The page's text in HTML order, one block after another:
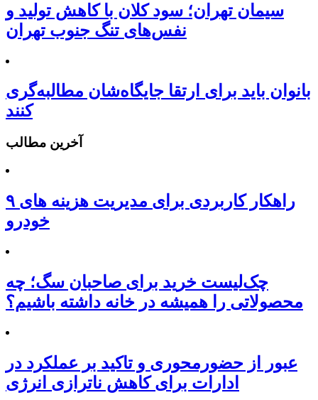
سیمان تهران؛ سود کلان با کاهش تولید و
نفس‌های تنگ جنوب تهران
بانوان باید برای ارتقا جایگاه‌شان مطالبه‌گری
کنند
آخرین مطالب
۹ راهکار کاربردی برای مدیریت هزینه های
خودرو
چک‌لیست خرید برای صاحبان سگ؛ چه
محصولاتی را همیشه در خانه داشته باشیم؟
عبور از حضورمحوری و تاکید بر عملکرد در
ادارات برای کاهش ناترازی انرژی